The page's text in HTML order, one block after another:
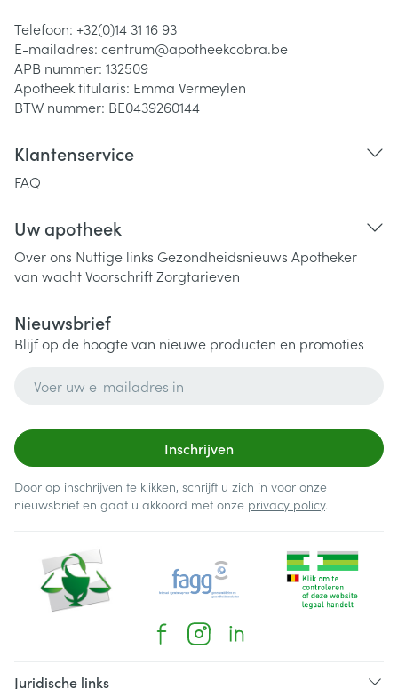
Telefoon: +32(0)14 31 16 93
E-mailadres: centrum@apotheekcobra.be
APB nummer: 132509
Apotheek titularis: Emma Vermeylen
BTW nummer: BE0439260144
Klantenservice
FAQ
Uw apotheek
Over ons Nuttige links Gezondheidsnieuws Apotheker
van wachtVoorschriftZorgtarieven
Nieuwsbrief
Blijf op de hoogte van nieuwe producten en promoties
Inschrijven
Door op inschrijven te klikken, schrijft u zich in voor onze
nieuwsbrief en gaat u akkoord met onze privacy policy.
Juridische links